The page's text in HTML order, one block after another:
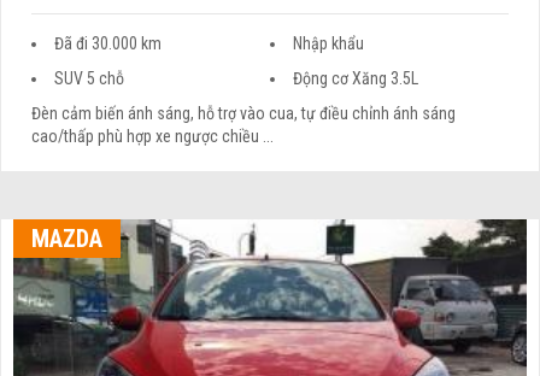
Đã đi 30.000 km
Nhập khẩu
SUV 5 chỗ
Động cơ Xăng 3.5L
Đèn cảm biến ánh sáng, hỗ trợ vào cua, tự điều chỉnh ánh sáng
cao/thấp phù hợp xe ngược chiều ...
MAZDA